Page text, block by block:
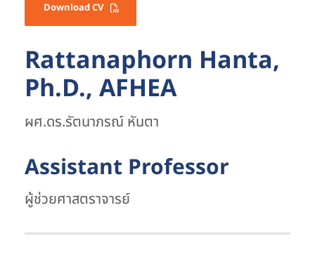
Download CV
Rattanaphorn Hanta,
Ph.D., AFHEA
ผศ.ดร.รัตนาภรณ์ หันตา
Assistant Professor
ผู้ช่วยศาสตราจารย์